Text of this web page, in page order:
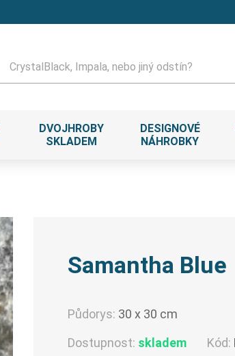
DVOJHROBY
SKLADEM
DESIGNOVÉ
NÁHROBKY
Samantha Blue
Půdorys: 30 x 30 cm
Dostupnost: skladem Kód: